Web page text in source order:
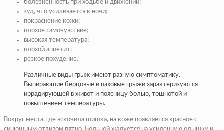
болезненность при ходьбе и движении;
зуд, что усиливается к ночи;
покраснение кожи;
плохое самочувствие;
высокая температура;
плохой аппетит;
резкое похудение.
Различные виды грыж имеют разную симптоматику.
Выпирающие берцовые и паховые грыжи характеризуются
иррадирующей в живот и поясницу болью, тошнотой и
повышением температуры.
Вокруг места, где вскочила шишка, на коже появляется красное с